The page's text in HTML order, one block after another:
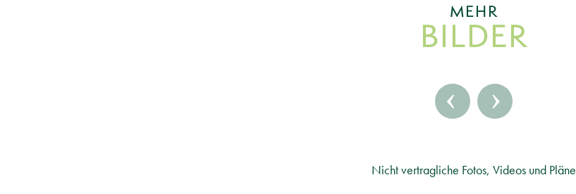
MEHR
BILDER
‹ ›
Nicht vertragliche Fotos, Videos und Pläne